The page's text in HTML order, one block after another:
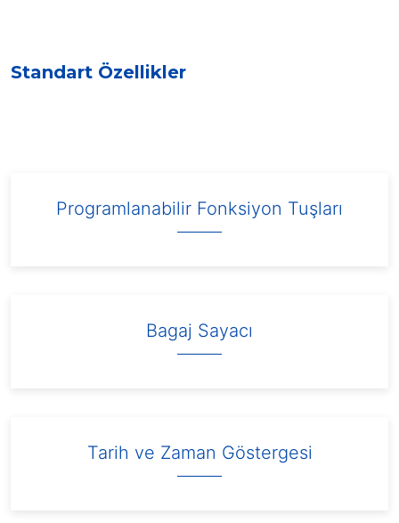
Standart Özellikler
Programlanabilir Fonksiyon Tuşları
Bagaj Sayacı
Tarih ve Zaman Göstergesi